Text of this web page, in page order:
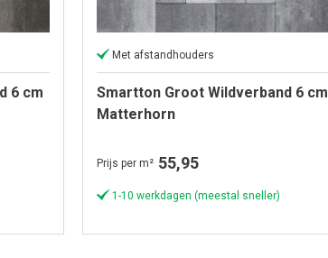
6 cm
Met afstandhouders
Smartton Groot Wildverband 6 cm
Matterhorn
Prijs per m² 55,95
1-10 werkdagen (meestal sneller)